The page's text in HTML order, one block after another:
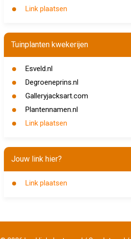
Link plaatsen
Tuinplanten kwekerijen
Esveld.nl
Degroeneprins.nl
Galleryjacksart.com
Plantennamen.nl
Link plaatsen
Jouw link hier?
Link plaatsen